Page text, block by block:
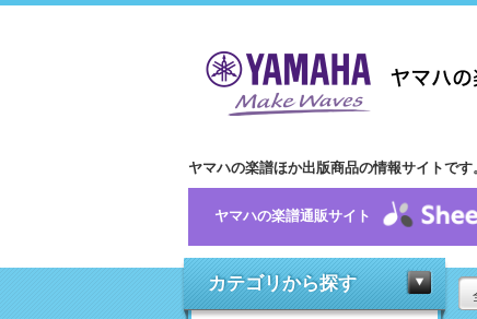
ヤマハの楽譜ほか出版商品の情報サイトです
ヤマハの楽譜通販サイト
カテゴリから探す